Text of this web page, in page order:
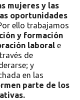
mujeres y las
oportunidades
ello trabajamos
y formación
laboral e
de
y
en las
parte de los